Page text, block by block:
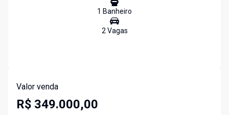
1 Banheiro
2Vagas
Valor venda
R$ 349.000,00